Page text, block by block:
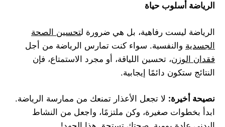
الرياضة أسلوب حياة
الرياضة ليست رفاهية، بل هي ضرورة لتحسين الصحة
الجسدية والنفسية. سواء كنت تمارس الرياضة من أجل
فقدان الوزن، تحسين اللياقة، أو مجرد الاستمتاع، فإن
النتائج ستكون دائمًا إيجابية.
نصيحة أخيرة: لا تجعل الأعذار تمنعك من ممارسة الرياضة.
ابدأ بخطوات صغيرة، وكن ملتزمًا، واجعل من النشاط